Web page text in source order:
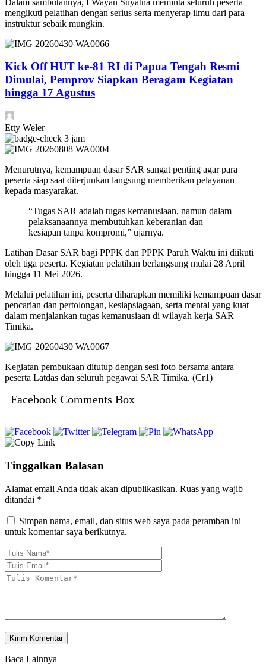
mengikuti pelatihan dengan serius serta menyerap ilmu dari para
instruktur sebaik mungkin.
Kick Off HUT ke-81 RI di Papua Tengah Resmi
Dimulai, Pemprov Siapkan Beragam Kegiatan
hingga 17 Agustus
Etty Weler
3 jam
Menurutnya, kemampuan dasar SAR sangat penting agar para
peserta siap saat diterjunkan langsung memberikan pelayanan
kepada masyarakat.
“Tugas SAR adalah tugas kemanusiaan, namun dalam
pelaksanaannya membutuhkan keberanian dan
kesiapan tanpa kompromi,” ujarnya.
Latihan Dasar SAR bagi PPPK dan PPPK Paruh Waktu ini diikuti
oleh tiga peserta. Kegiatan pelatihan berlangsung mulai 28 April
hingga 11 Mei 2026.
Melalui pelatihan ini, peserta diharapkan memiliki kemampuan dasar
pencarian dan pertolongan, kesiapsiagaan, serta mental yang kuat
dalam menjalankan tugas kemanusiaan di wilayah kerja SAR
Timika.
Kegiatan pembukaan ditutup dengan sesi foto bersama antara
peserta Latdas dan seluruh pegawai SAR Timika. (Cr1)
Facebook Comments Box
Tinggalkan Balasan
Alamat email Anda tidak akan dipublikasikan. Ruas yang wajib
ditandai *
Simpan nama, email, dan situs web saya pada peramban ini
untuk komentar saya berikutnya.
Baca Lainnya